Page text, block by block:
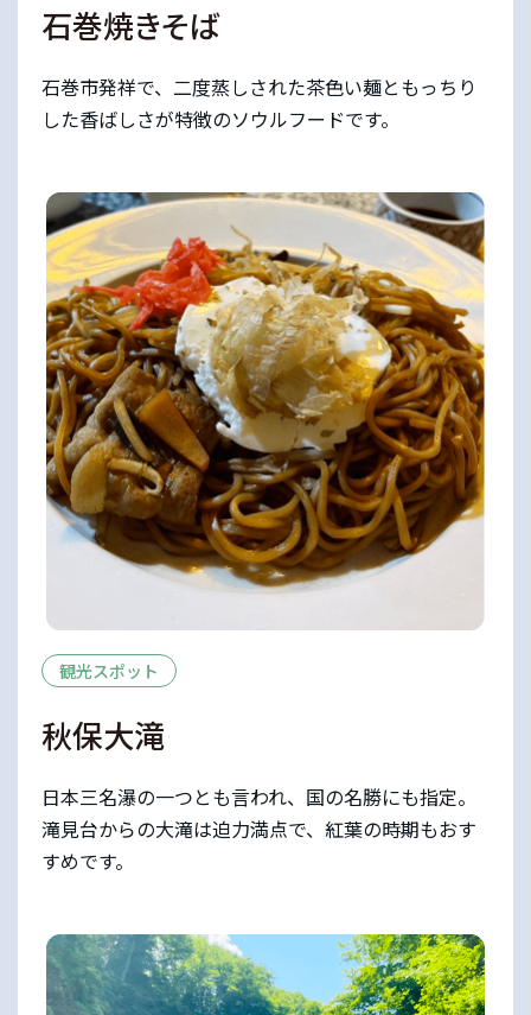
石巻焼きそば
石巻市発祥で、二度蒸しされた茶色い麺ともっちり
した香ばしさが特徴のソウルフードです。
観光スポット
秋保大滝
日本三名瀑の一つとも言われ、国の名勝にも指定。
滝見台からの大滝は迫力満点で、紅葉の時期もおす
すめです。